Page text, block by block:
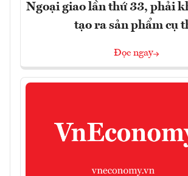
Ngoại giao lần thứ 33, phải
tạo ra sản phẩm cụ
Đọc ngay